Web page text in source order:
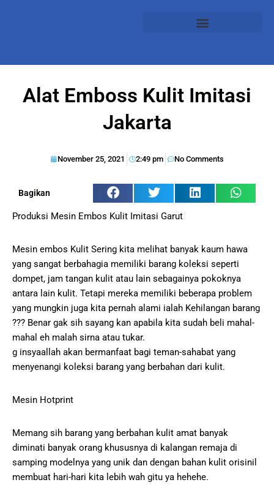
Alat Emboss Kulit Imitasi
Jakarta
November 25, 2021 2:49 pm No Comments
Bagikan
Produksi Mesin Embos Kulit Imitasi Garut
Mesin embos Kulit Sering kita melihat banyak kaum hawa
yang sangat berbahagia memiliki barang koleksi seperti
dompet, jam tangan kulit atau lain sebagainya pokoknya
antara lain kulit. Tetapi mereka memiliki beberapa problem
yang mungkin juga kita pernah alami ialah Kehilangan barang
??? Benar gak sih sayang kan apabila kita sudah beli mahal-
mahal eh malah sirna atau tukar.
g insyaallah akan bermanfaat bagi teman-sahabat yang
menyenangi koleksi barang yang berbahan dari kulit.
Mesin Hotprint
Memang sih barang yang berbahan kulit amat banyak
diminati banyak orang khususnya di kalangan remaja di
samping modelnya yang unik dan dengan bahan kulit orisinil
membuat hari-hari kita lebih wah gitu ya hehehe.